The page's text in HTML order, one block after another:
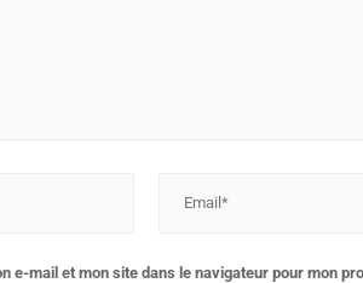
e-mail et mon site dans le navigateur pour mon